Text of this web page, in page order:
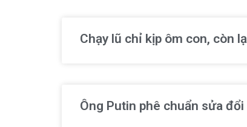
Chạy lũ chỉ kịp ôm con, còn
Ông Putin phê chuẩn sửa